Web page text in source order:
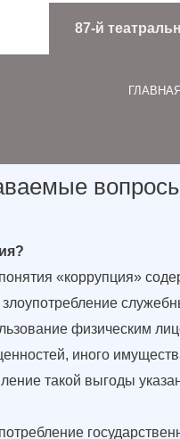
87-й
ГЛАВНАЯ
«коррупция»
злоупотребление
физическим
иного
такой выгоды